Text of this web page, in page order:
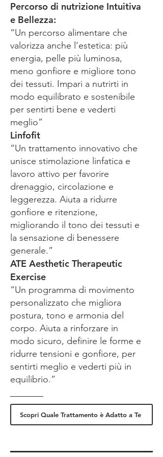
Percorso di nutrizione Intuitiva
e Bellezza:
“Un percorso alimentare che
valorizza anche l’estetica: più
energia, pelle più luminosa,
meno gonfiore e migliore tono
dei tessuti. Impari a nutrirti in
modo equilibrato e sostenibile
per sentirti bene e vederti
meglio”
Linfofit
“Un trattamento innovativo che
unisce stimolazione linfatica e
lavoro attivo per favorire
drenaggio, circolazione e
leggerezza. Aiuta a ridurre
gonfiore e ritenzione,
migliorando il tono dei tessuti e
la sensazione di benessere
generale.”
ATE Aesthetic Therapeutic
Exercise
“Un programma di movimento
personalizzato che migliora
postura, tono e armonia del
corpo. Aiuta a rinforzare in
modo sicuro, definire le forme e
ridurre tensioni e gonfiore, per
sentirti meglio e vederti più in
equilibrio.”
Scopri Quale Trattamento è Adatto a Te